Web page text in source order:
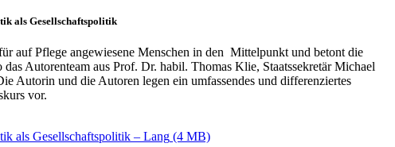
als Gesellschaftspolitik
auf Pflege angewiesene Menschen in den Mittelpunkt und betont die
Autorenteam aus Prof. Dr. habil. Thomas Klie, Staatssekretär Michael
Autorin und die Autoren legen ein umfassendes und differenziertes
vor.
als Gesellschaftspolitik – Lang